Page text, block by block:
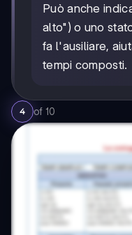
Può anche
alto") o uno
fa l'ausiliare,
tempi composti.
4 of 10